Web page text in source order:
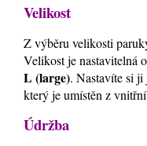
Velikost
Z výběru velikosti
Velikost je nastavitelná
L (large). Nastavíte si
který je umístěn z
Údržba